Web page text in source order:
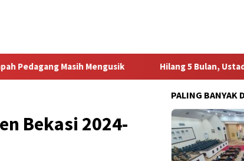
Mengusik Hilang 5 Bulan, Ustadz Ujang
Bekasi 2024-
PALING BANYAK